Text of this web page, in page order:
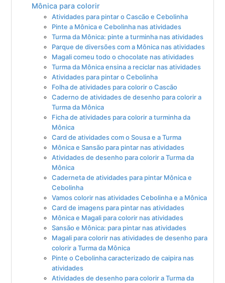
Mônica para colorir
Atividades para pintar o Cascão e Cebolinha
Pinte a Mônica e Cebolinha nas atividades
Turma da Mônica: pinte a turminha nas atividades
Parque de diversões com a Mônica nas atividades
Magali comeu todo o chocolate nas atividades
Turma da Mônica ensina a reciclar nas atividades
Atividades para pintar o Cebolinha
Folha de atividades para colorir o Cascão
Caderno de atividades de desenho para colorir a
Turma da Mônica
Ficha de atividades para colorir a turminha da
Mônica
Card de atividades com o Sousa e a Turma
Mônica e Sansão para pintar nas atividades
Atividades de desenho para colorir a Turma da
Mônica
Caderneta de atividades para pintar Mônica e
Cebolinha
Vamos colorir nas atividades Cebolinha e a Mônica
Card de imagens para pintar nas atividades
Mônica e Magali para colorir nas atividades
Sansão e Mônica: para pintar nas atividades
Magali para colorir nas atividades de desenho para
colorir a Turma da Mônica
Pinte o Cebolinha caracterizado de caipira nas
atividades
Atividades de desenho para colorir a Turma da